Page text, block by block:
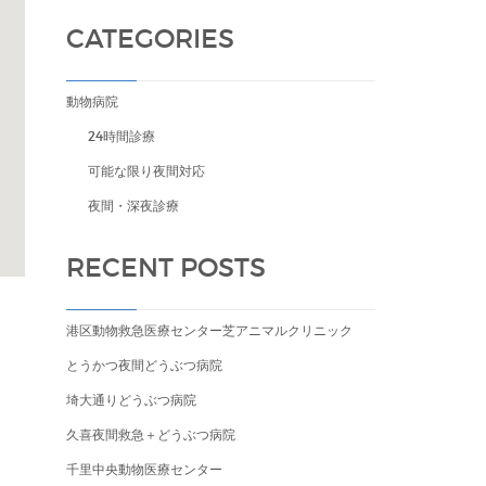
CATEGORIES
動物病院
24時間診療
可能な限り夜間対応
夜間・深夜診療
RECENT POSTS
港区動物救急医療センター芝アニマルクリニック
とうかつ夜間どうぶつ病院
埼大通りどうぶつ病院
久喜夜間救急＋どうぶつ病院
千里中央動物医療センター